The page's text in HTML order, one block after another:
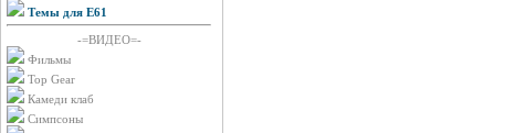
Темы для E61
-=ВИДЕО=-
Фильмы
Top Gear
Камеди клаб
Симпсоны